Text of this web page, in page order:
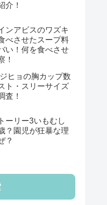
介！
ンアビスのワズキ
べさせたスープ料
い！何を食べさせ
！
ヒョの胸カップ数
ト・スリーサイズ
査！
ーリー3いもむし
？園児が狂暴な理
？